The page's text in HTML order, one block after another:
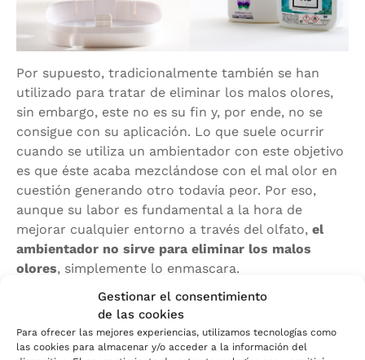
Gestionar el consentimiento
de las cookies
Para ofrecer las mejores experiencias, utilizamos tecnologías como
las cookies para almacenar y/o acceder a la información del
Por supuesto, tradicionalmente también se han
utilizado para tratar de eliminar los malos olores,
sin embargo, este no es su fin y, por ende, no se
consigue con su aplicación. Lo que suele ocurrir
cuando se utiliza un ambientador con este objetivo
es que éste acaba mezclándose con el mal olor en
cuestión generando otro todavía peor. Por eso,
aunque su labor es fundamental a la hora de
mejorar cualquier entorno a través del olfato, el
ambientador no sirve para eliminar los malos
olores, simplemente lo enmascara.
Pero, entonces,¿cuál es la manera más óptima
para neutralizar estos malos olores?
a través de la aplicación de estos difusores –que